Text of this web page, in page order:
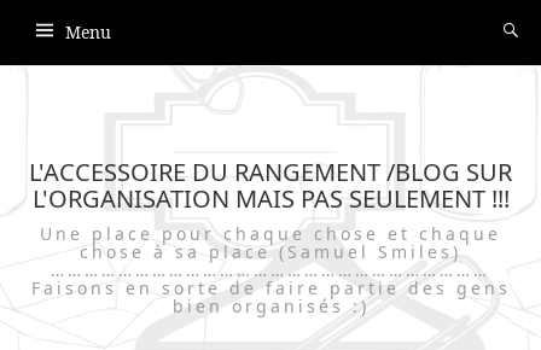
Menu
L'ACCESSOIRE DU RANGEMENT /BLOG SUR
L'ORGANISATION MAIS PAS SEULEMENT !!!
Une place pour chaque chose et chaque
chose à sa place (Samuel Smiles)
……………………………………………………………………
Faisons en sorte de faire partie des gens
bien organisés :)